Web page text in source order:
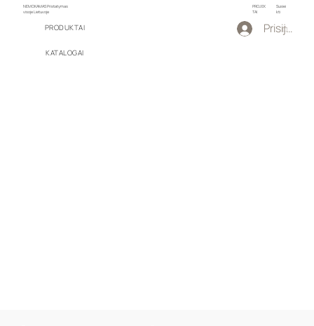
NEMOKAMAS Pristatymas
visoje Lietuvoje
PROJEK
TAI
Susiei
kti
PRODUKTAI
KATALOGAI
Prisijungti